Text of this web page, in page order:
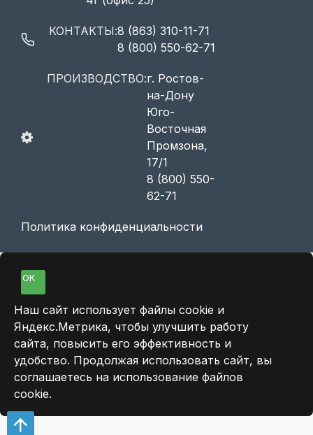
КОНТАКТЫ:8 (863) 310-11-71
8 (800) 550-62-71
ПРОИЗВОДСТВО:г. Ростов-
на-Дону
Юго-
Восточная
Промзона,
17/1
8 (800) 550-
62-71
Политика конфиденциальности
OK
Наш сайт использует файлы cookie и
Яндекс.Метрика, чтобы улучшить работу
сайта, повысить его эффективность и
удобство. Продолжая использовать сайт, вы
соглашаетесь на использование файлов
cookie.